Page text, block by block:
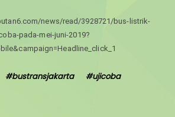
news/read/3928721/bus-listrik-
pada-mei-juni-2019?
#bustransjakarta #ujicoba